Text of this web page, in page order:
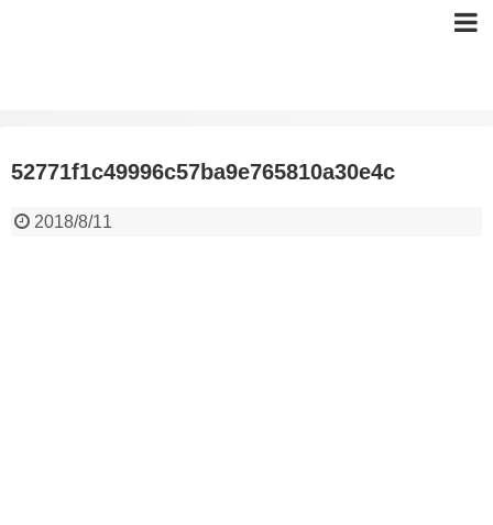
52771f1c49996c57ba9e765810a30e4c
2018/8/11